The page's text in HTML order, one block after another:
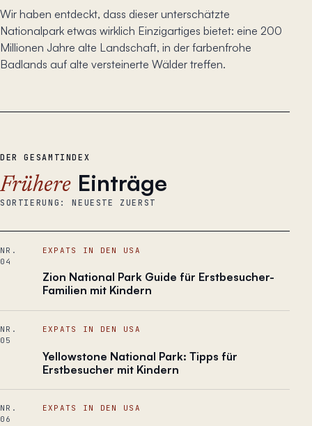
Wir haben entdeckt, dass dieser unterschätzte
Nationalpark etwas wirklich Einzigartiges bietet: eine 200
Millionen Jahre alte Landschaft, in der farbenfrohe
Badlands auf alte versteinerte Wälder treffen.
DER GESAMTINDEX
Frühere Einträge
SORTIERUNG: NEUESTE ZUERST
NR.
04
EXPATS IN DEN USA
Zion National Park Guide für Erstbesucher-
Familien mit Kindern
NR.
05
EXPATS IN DEN USA
Yellowstone National Park: Tipps für
Erstbesucher mit Kindern
NR.
06
EXPATS IN DEN USA